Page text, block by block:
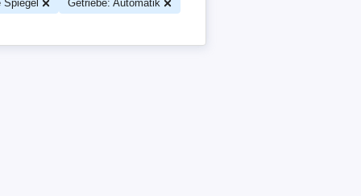
Getriebe: Automatik